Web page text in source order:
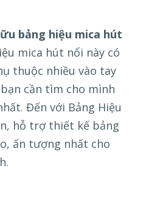
bảng hiệu mica hút
mica hút nổi này có
thuộc nhiều vào tay
cần tìm cho mình
Đến với Bảng Hiệu
hỗ trợ thiết kế bảng
ấn tượng nhất cho